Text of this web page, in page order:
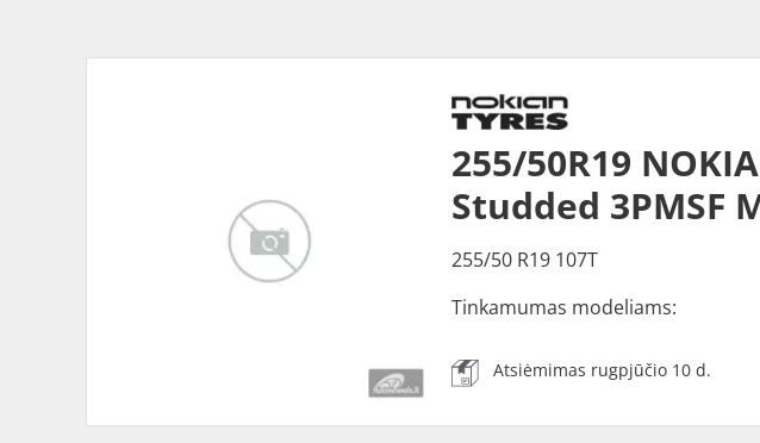
255/50R19
Studded 3PMSF
255/50 R19 107T
Tinkamumas modeliams:
Atsiėmimas rugpjūčio 10 d.